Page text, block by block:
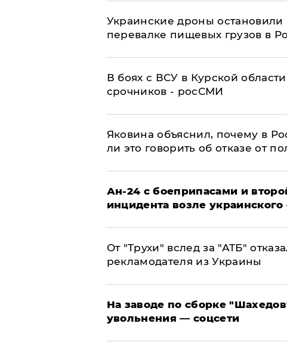
Украинские дроны
перевалке пищевых грузов в
В боях с ВСУ в Курской
срочников - росСМИ
Яковина объяснил, почему в
ли это говорить об отказе от
Ан-24 с боеприпасами и
инцидента возле
От "Трухи" вслед за "АТБ"
рекламодателя из Украины
На заводе по сборке
увольнения — соцсети